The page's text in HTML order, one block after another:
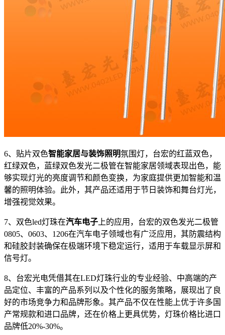
6、贴片双色智能家居与装饰照明氛围灯，台宏的红蓝双色，
红绿双色，蓝绿双色发光二极管在智能家居领域表现出色，能
够实现灯光的亮度调节和颜色变换，为家庭提供更加智能和温
馨的照明体验。此外，其产品还适用于节日装饰和舞台灯光，
增强视觉效果。
7、双色led灯珠在汽车电子 上的应用，台宏的双色发光二极管
0805、0603、1206在汽车电子领域也有广泛应用，其防震结构
和硅胶封装确保在极端环境下稳定运行，适用于车载显示屏和
信号灯。
8、台宏光电凭借其在LED灯珠行业的专业经验、中高端的产
品定位、丰富的产品系列以及个性化的服务策略，展现出了良
好的市场竞争力和品牌形象。其产品不仅在性能上优于许多国
产常规款和进口品牌，还在价格上更具优势，灯珠价格比进口
品牌低20%-30%。